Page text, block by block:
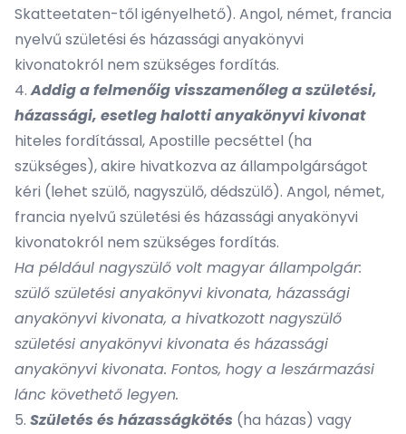
Skatteetaten-től igényelhető). Angol, német, francia
nyelvű születési és házassági anyakönyvi
kivonatokról nem szükséges fordítás.
4.Addig a felmenőig visszamenőleg a születési,
házassági, esetleg halotti anyakönyvi kivonat
hiteles fordítással, Apostille pecséttel (ha
szükséges), akire hivatkozva az állampolgárságot
kéri (lehet szülő, nagyszülő, dédszülő). Angol, német,
francia nyelvű születési és házassági anyakönyvi
kivonatokról nem szükséges fordítás.
Ha például nagyszülő volt magyar állampolgár:
szülő születési anyakönyvi kivonata, házassági
anyakönyvi kivonata, a hivatkozott nagyszülő
születési anyakönyvi kivonata és házassági
anyakönyvi kivonata. Fontos, hogy a leszármazási
lánc követhető legyen.
5. Születés és házasságkötés (ha házas) vagy